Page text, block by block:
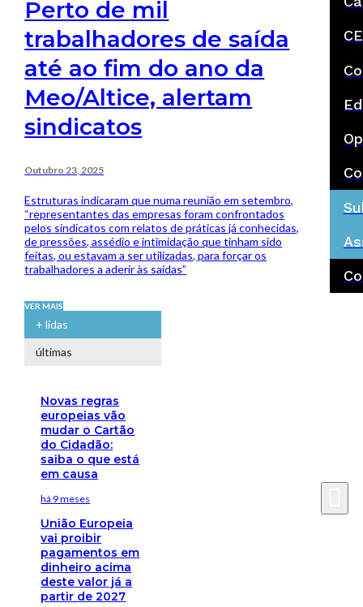
Perto de mil
trabalhadores de saída
até ao fim do ano da
Meo/Altice, alertam
sindicatos
Outubro 23, 2025
Estruturas indicaram que numa reunião em setembro,
“representantes das empresas foram confrontados
pelos sindicatos com relatos de práticas já conhecidas,
de pressões, assédio e intimidação que tinham sido
feitas, ou estavam a ser utilizadas, para forçar os
trabalhadores a aderir às saídas”
VER MAIS
+ lidas
últimas
Novas regras
europeias vão
mudar o Cartão
do Cidadão:
saiba o que está
em causa
há 9 meses
União Europeia
vai proibir
pagamentos em
dinheiro acima
deste valor já a
partir de 2027